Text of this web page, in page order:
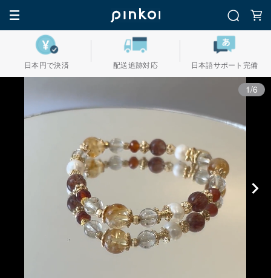
日本円で決済 配送追跡対応 日本語サポート完備
1/6